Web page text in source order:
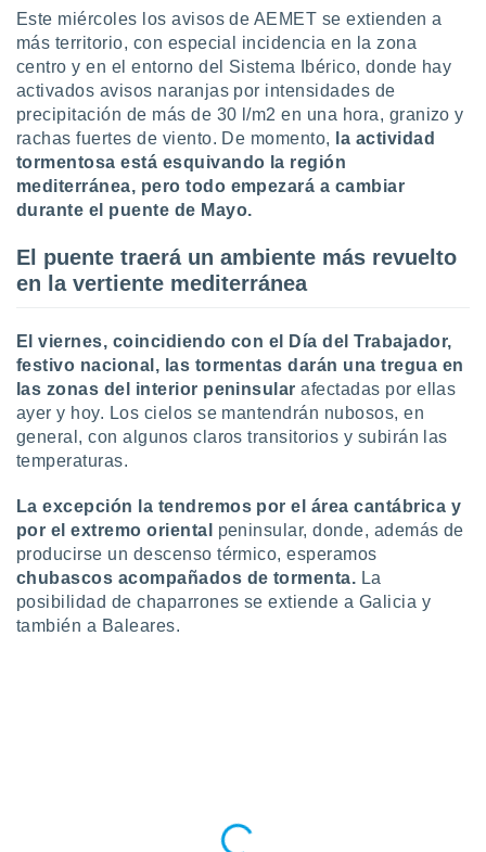
el sitio
se
para
ni para
aunque
no
Puedes
web a
abono
únicos
similares
como
Este miércoles los avisos de AEMET se extienden a
más territorio, con especial incidencia en la zona
centro y en el entorno del Sistema Ibérico, donde hay
activados avisos naranjas por intensidades de
precipitación de más de 30 l/m2 en una hora, granizo y
rachas fuertes de viento. De momento,
la actividad
tormentosa está esquivando la región
mediterránea, pero todo empezará a cambiar
durante el puente de Mayo.
El puente traerá un ambiente más revuelto
en la vertiente mediterránea
El viernes, coincidiendo con el Día del Trabajador,
festivo nacional, las tormentas darán una tregua en
las zonas del interior peninsular afectadas por ellas
ayer y hoy. Los cielos se mantendrán nubosos, en
general, con algunos claros transitorios y subirán las
temperaturas.
La excepción la tendremos por el área cantábrica y
por el extremo oriental
peninsular, donde, además de
producirse un descenso térmico, esperamos
chubascos acompañados de tormenta. La
posibilidad de chaparrones se extiende a Galicia y
también a Baleares.